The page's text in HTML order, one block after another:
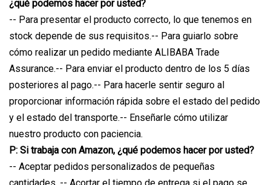
¿qué podemos hacer por usted?
-- Para presentar el producto correcto, lo que tenemos en
stock depende de sus requisitos.-- Para guiarlo sobre
cómo realizar un pedido mediante ALIBABA Trade
Assurance.-- Para enviar el producto dentro de los 5 días
posteriores al pago.-- Para hacerle sentir seguro al
proporcionar información rápida sobre el estado del pedido
y el estado del transporte.-- Enseñarle cómo utilizar
nuestro producto con paciencia.
P: Si trabaja con Amazon, ¿qué podemos hacer por usted?
-- Aceptar pedidos personalizados de pequeñas
cantidades. -- Acortar el tiempo de entrega si el pago se